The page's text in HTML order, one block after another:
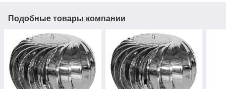
Подобные товары компании